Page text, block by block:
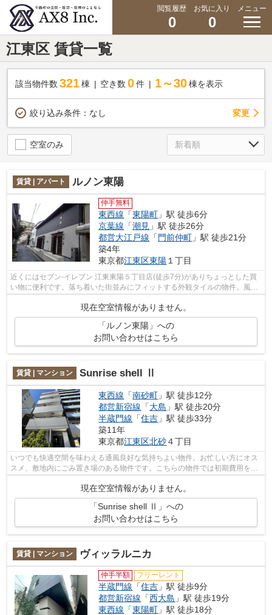
閲覧履歴
0
お気に入り
0
メニュー
江東区 賃貸一覧
該当物件数 321棟 空き数 0 件 1～30 棟を表示
絞り込み条件： なし 変更
空室のみ
賃貸 | アパート ルノン東陽
仲手無料
東西線 「東陽町 」駅 徒歩6分
京葉線 「潮見 」駅 徒歩26分
都営大江戸線 「 門前仲町 」駅 徒歩21分
築4年
東京都江東区東陽１丁目
近くにはセブン-イレブン 江東東陽５丁目店(徒歩7分)がありちょっとした買
い物に便利です。落ち着いた街並みにフィットする外観タイルの物件。風通
現在空室情報がありません。
「ルノン東陽」への
お問い合わせはこちら
賃貸 | マンション Sunrise shell Ⅱ
東西線 「南砂町 」駅 徒歩12分
都営新宿線 「大島 」駅 徒歩20分
半蔵門線 「住吉 」駅 徒歩33分
築11年
東京都江東区北砂４丁目
いつでも快適空間を味わえる通風良好な気持ちよい物件。お忙しい方にオス
スメ、敷地内にごみ置き場のある物件です。こちらの物件では初期費用をカ
現在空室情報がありません。
「Sunrise shell Ⅱ」への
お問い合わせはこちら
賃貸 | マンション ヴィッラルニカ
仲手半額 フリーレント
半蔵門線 「住吉 」駅 徒歩9分
都営新宿線 「西大島 」駅 徒歩19分
東西線 「東陽町 」駅 徒歩18分